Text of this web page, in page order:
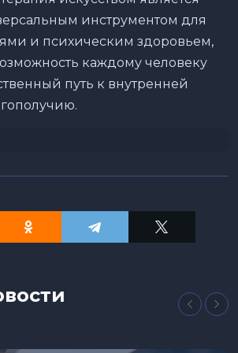
инструментом для
и психическим здоровьем,
каждому человеку
путь к внутренней